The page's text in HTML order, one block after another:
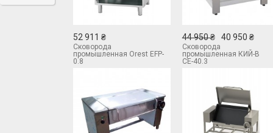
52 911 ₴
Сковорода
промышленная Orest EFP-
0.8
44 950 ₴ 40 950 ₴
Сковорода
промышленная КИЙ-В
СЕ-40.3